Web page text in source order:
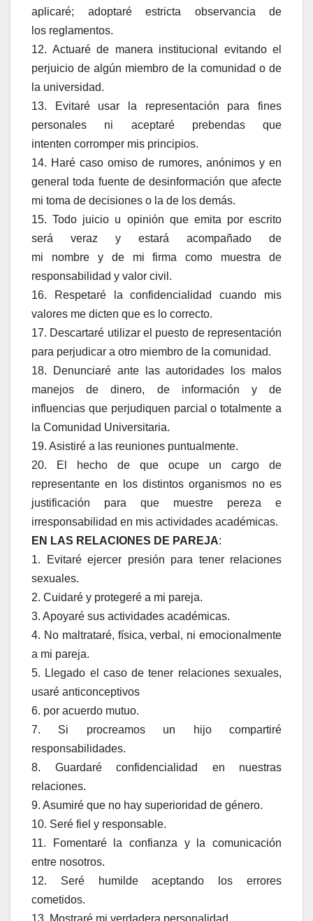
aplicaré; adoptaré estricta observancia de
los reglamentos.
12. Actuaré de manera institucional evitando el
perjuicio de algún miembro de la comunidad o de
la universidad.
13. Evitaré usar la representación para fines
personales ni aceptaré prebendas que
intenten corromper mis principios.
14. Haré caso omiso de rumores, anónimos y en
general toda fuente de desinformación que afecte
mi toma de decisiones o la de los demás.
15. Todo juicio u opinión que emita por escrito
será veraz y estará acompañado de
mi nombre y de mi firma como muestra de
responsabilidad y valor civil.
16. Respetaré la confidencialidad cuando mis
valores me dicten que es lo correcto.
17. Descartaré utilizar el puesto de representación
para perjudicar a otro miembro de la comunidad.
18. Denunciaré ante las autoridades los malos
manejos de dinero, de información y de
influencias que perjudiquen parcial o totalmente a
la Comunidad Universitaria.
19. Asistiré a las reuniones puntualmente.
20. El hecho de que ocupe un cargo de
representante en los distintos organismos no es
justificación para que muestre pereza e
irresponsabilidad en mis actividades académicas.
EN LAS RELACIONES DE PAREJA:
1. Evitaré ejercer presión para tener relaciones
sexuales.
2. Cuidaré y protegeré a mi pareja.
3. Apoyaré sus actividades académicas.
4. No maltrataré, física, verbal, ni emocionalmente
a mi pareja.
5. Llegado el caso de tener relaciones sexuales,
usaré anticonceptivos
6. por acuerdo mutuo.
7. Si procreamos un hijo compartiré
responsabilidades.
8. Guardaré confidencialidad en nuestras
relaciones.
9. Asumiré que no hay superioridad de género.
10. Seré fiel y responsable.
11. Fomentaré la confianza y la comunicación
entre nosotros.
12. Seré humilde aceptando los errores
cometidos.